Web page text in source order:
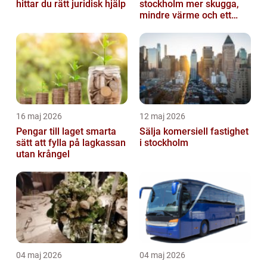
hittar du rätt juridisk hjälp
stockholm mer skugga,
mindre värme och ett
16 maj 2026
Pengar till laget smarta
sätt att fylla på lagkassan
utan krångel
12 maj 2026
Sälja komersiell fastighet
i stockholm
04 maj 2026 04 maj 2026